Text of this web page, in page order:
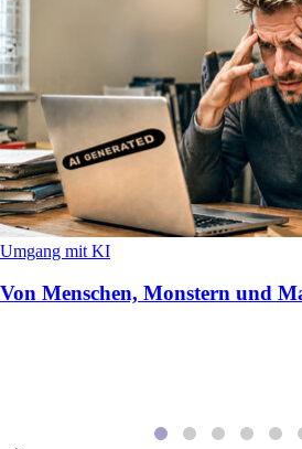
Umgang mit KI
Von Menschen, Monstern und